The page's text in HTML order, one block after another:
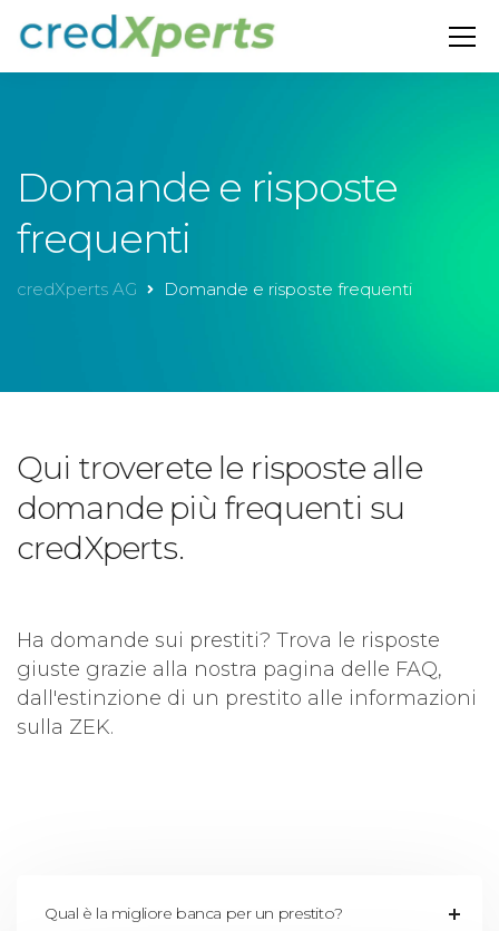
Domande e risposte
frequenti
credXperts AG Domande e risposte frequenti
Qui troverete le risposte alle
domande più frequenti su
credXperts.
Ha domande sui prestiti? Trova le risposte
giuste grazie alla nostra pagina delle FAQ,
dall'estinzione di un prestito alle informazioni
sulla ZEK.
Qual è la migliore banca per un prestito?